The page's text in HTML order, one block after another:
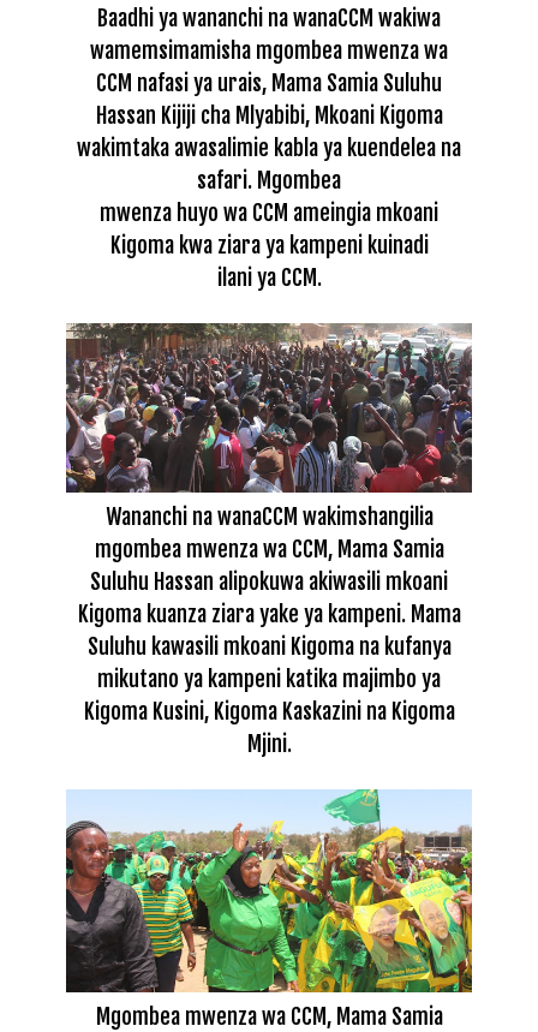
Baadhi ya wananchi na wanaCCM wakiwa
wamemsimamisha mgombea mwenza wa
CCM nafasi ya urais, Mama Samia Suluhu
Hassan Kijiji cha Mlyabibi, Mkoani Kigoma
wakimtaka awasalimie kabla ya kuendelea na
safari. Mgombea
mwenza huyo wa CCM ameingia mkoani
Kigoma kwa ziara ya kampeni kuinadi
ilani ya CCM.
Wananchi na wanaCCM wakimshangilia
mgombea mwenza wa CCM, Mama Samia
Suluhu Hassan alipokuwa akiwasili mkoani
Kigoma kuanza ziara yake ya kampeni. Mama
Suluhu kawasili mkoani Kigoma na kufanya
mikutano ya kampeni katika majimbo ya
Kigoma Kusini, Kigoma Kaskazini na Kigoma
Mjini.
Mgombea mwenza wa CCM, Mama Samia